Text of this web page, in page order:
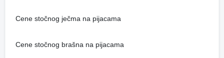
Cene stočnog ječma na pijacama
Cene stočnog brašna na pijacama